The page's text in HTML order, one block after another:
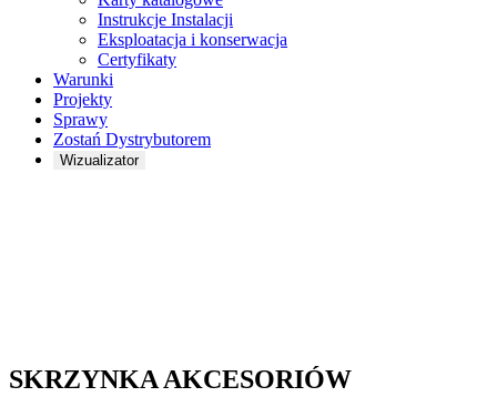
Instrukcje Instalacji
Eksploatacja i konserwacja
Certyfikaty
Warunki
Projekty
Sprawy
Zostań Dystrybutorem
Wizualizator
SKRZYNKA AKCESORIÓW